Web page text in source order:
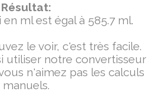
Résultat:
ml est égal à 585.7 ml.
le voir, c'est très facile.
utiliser notre convertisseur
n'aimez pas les calculs
manuels.